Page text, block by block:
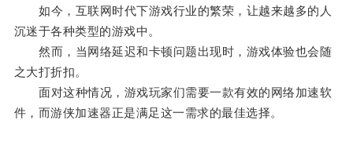
如今，互联网时代下游戏行业的繁荣，让越来越多的人
沉迷于各种类型的游戏中。
然而，当网络延迟和卡顿问题出现时，游戏体验也会随
之大打折扣。
面对这种情况，游戏玩家们需要一款有效的网络加速软
件，而游侠加速器正是满足这一需求的最佳选择。